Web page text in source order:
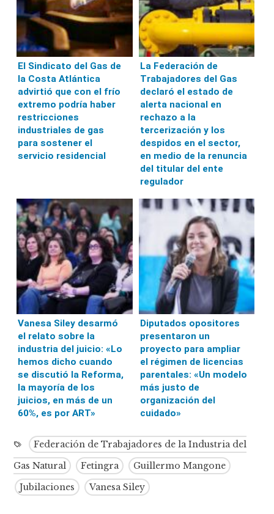
El Sindicato del Gas de
la Costa Atlántica
advirtió que con el frío
extremo podría haber
restricciones
industriales de gas
para sostener el
servicio residencial
La Federación de
Trabajadores del Gas
declaró el estado de
alerta nacional en
rechazo a la
tercerización y los
despidos en el sector,
en medio de la renuncia
del titular del ente
regulador
Vanesa Siley desarmó
el relato sobre la
industria del juicio: «Lo
hemos dicho cuando
se discutió la Reforma,
la mayoría de los
juicios, en más de un
60%, es por ART»
Diputados opositores
presentaron un
proyecto para ampliar
el régimen de licencias
parentales: «Un modelo
más justo de
organización del
cuidado»
Federación de Trabajadores de la Industria del
Gas Natural
Fetingra
Guillermo Mangone
Jubilaciones
Vanesa Siley